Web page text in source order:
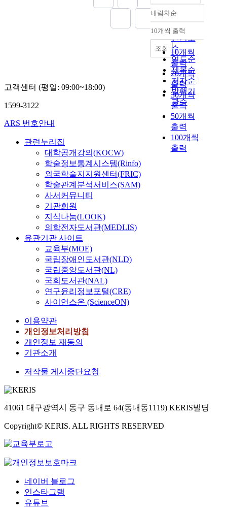
정확도
순
인기도
순
연도순
제목순
저자순
발행기
관순
내림차순
내림차순
10개씩 출력
10개씩
출력
20개씩
출력
30개씩
출력
50개씩
출력
100개씩
출력
조회
고객센터 (평일: 09:00~18:00)
1599-3122
ARS 번호안내
관련누리집
대학공개강의(KOCW)
학술정보통계시스템(Rinfo)
외국학술지지원센터(FRIC)
학술관계분석서비스(SAM)
사서커뮤니티
기관회원
지식나눔(LOOK)
의학전자도서관(MEDLIS)
유관기관 사이트
교육부(MOE)
국립장애인도서관(NLD)
국립중앙도서관(NL)
국회도서관(NAL)
연구윤리정보포털(CRE)
사이언스온 (ScienceON)
이용약관
개인정보처리방침
개인정보 재동의
기관소개
저작물 게시중단요청
41061 대구광역시 동구 동내로 64(동내동1119) KERIS빌딩
Copyright© KERIS. ALL RIGHTS RESERVED
네이버 블로그
인스타그램
유튜브